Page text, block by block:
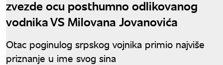
zvezde ocu posthumno odlikovanog
vodnika VS Milovana Jovanovića
Otac poginulog srpskog vojnika primio najviše
priznanje u ime svog sina